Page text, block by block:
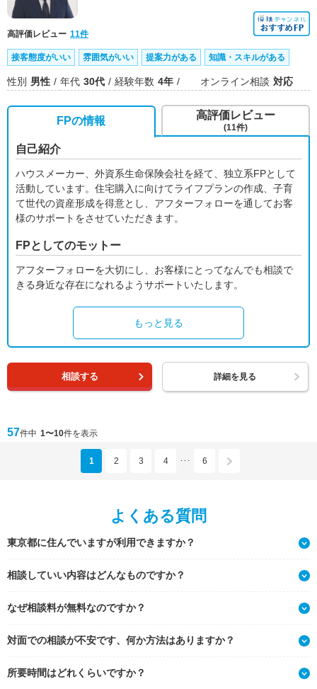
高評価レビュー 11件
接客態度がいい 雰囲気がいい 提案力がある 知識・スキルがある
性別 男性 年代 30代 経験年数 4年 オンライン相談 対応
FPの情報
自己紹介
ハウスメーカー、外資系生命保険会社を経て、独立系FPとして
活動しています。住宅購入に向けてライフプランの作成、子育
て世代の資産形成を得意とし、アフターフォローを通してお客
様のサポートをさせていただきます。
FPとしてのモットー
アフターフォローを大切にし、お客様にとってなんでも相談で
きる身近な存在になれるようサポートいたします。
もっと見る
高評価レビュー
(11件)
相談する 詳細を見る
57件中 1〜10件を表示
1 2 3 4 ･･･ 6
よくある質問
東京都に住んでいますが利用できますか？
相談していい内容はどんなものですか？
なぜ相談料が無料なのですか？
対面での相談が不安です、何か方法はありますか？
所要時間はどれくらいですか？